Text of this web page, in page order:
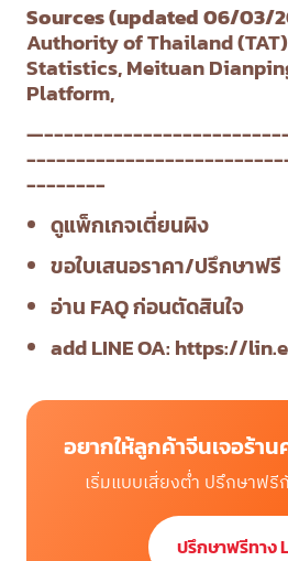
Sources (updated 06/03/
Authority of Thailand
Statistics, Meituan
Platform,
--------
ดูแพ็กเกจเตี่ยนผิง
ขอใบเสนอราคา/ปรึกษาฟรี
อ่าน FAQ ก่อนตัดสินใจ
add LINE OA: https://
อยากให้ลูกค้าจีนเจอร้า
เริ่มแบบเสี่ยงต่ำ ปรึกษาฟรี
ปรึกษาฟรีทาง